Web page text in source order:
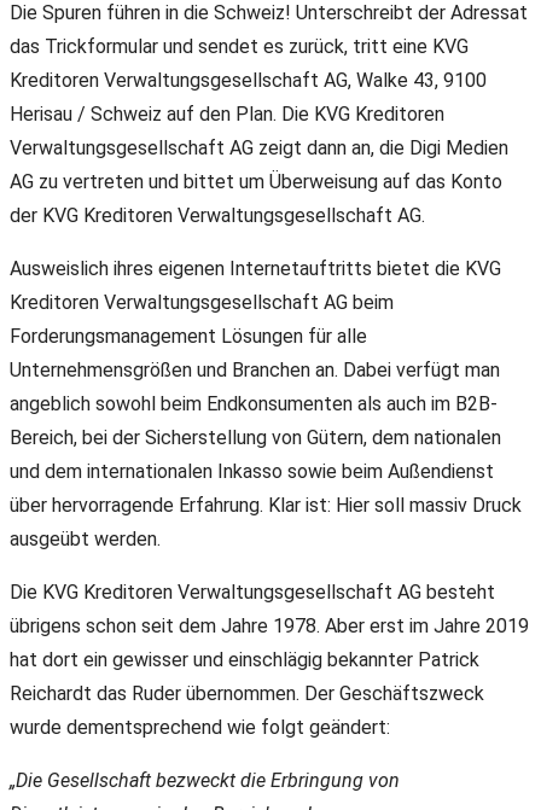
Die Spuren führen in die Schweiz! Unterschreibt der Adressat
das Trickformular und sendet es zurück, tritt eine KVG
Kreditoren Verwaltungsgesellschaft AG, Walke 43, 9100
Herisau / Schweiz auf den Plan. Die KVG Kreditoren
Verwaltungsgesellschaft AG zeigt dann an, die Digi Medien
AG zu vertreten und bittet um Überweisung auf das Konto
der KVG Kreditoren Verwaltungsgesellschaft AG.
Ausweislich ihres eigenen Internetauftritts bietet die KVG
Kreditoren Verwaltungsgesellschaft AG beim
Forderungsmanagement Lösungen für alle
Unternehmensgrößen und Branchen an. Dabei verfügt man
angeblich sowohl beim Endkonsumenten als auch im B2B-
Bereich, bei der Sicherstellung von Gütern, dem nationalen
und dem internationalen Inkasso sowie beim Außendienst
über hervorragende Erfahrung. Klar ist: Hier soll massiv Druck
ausgeübt werden.
Die KVG Kreditoren Verwaltungsgesellschaft AG besteht
übrigens schon seit dem Jahre 1978. Aber erst im Jahre 2019
hat dort ein gewisser und einschlägig bekannter Patrick
Reichardt das Ruder übernommen. Der Geschäftszweck
wurde dementsprechend wie folgt geändert:
„Die Gesellschaft bezweckt die Erbringung von